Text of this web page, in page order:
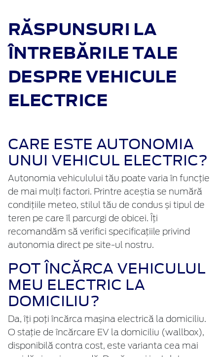
RĂSPUNSURI LA
ÎNTREBĂRILE TALE
DESPRE VEHICULE
ELECTRICE
CARE ESTE AUTONOMIA
UNUI VEHICUL ELECTRIC?
Autonomia vehiculului tău poate varia în funcție
de mai mulți factori. Printre aceștia se numără
condițiile meteo, stilul tău de condus și tipul de
teren pe care îl parcurgi de obicei. Îți
recomandăm să verifici specificațiile privind
autonomia direct pe site-ul nostru.
POT ÎNCĂRCA VEHICULUL
MEU ELECTRIC LA
DOMICILIU?
Da, îți poți încărca mașina electrică la domiciliu.
O stație de încărcare EV la domiciliu (wallbox),
disponibilă contra cost, este varianta cea mai